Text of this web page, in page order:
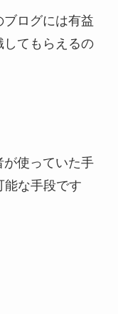
ログには有益
してもらえるの
が使っていた手
能な手段です